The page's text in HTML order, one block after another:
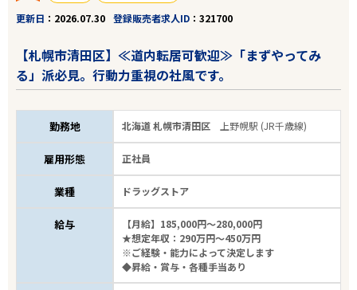
更新日
2026.07.30 登録販売者求人ID 321700
【札幌市清田区】≪道内転居可歓迎≫「まずやってみ
る」派必見。行動力重視の社風です。
勤務地 北海道 札幌市清田区 上野幌駅 (JR千歳線)
雇用形態 正社員
業種 ドラッグストア
給与
【月給】185,000円～280,000円
★想定年収：290万円～450万円
※ご経験・能力によって決定します
◆昇給・賞与・各種手当あり